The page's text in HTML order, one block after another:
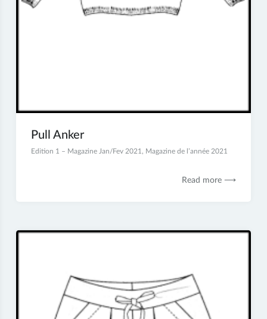
Pull Anker
5
Edition 1 – Magazine Jan/Fev 2021 , Magazine de l’année 2021
Read more ⟶